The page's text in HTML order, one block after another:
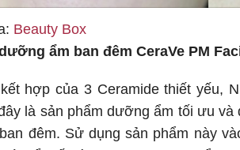
Beauty Box
ẩm ban đêm CeraVe PM
hợp của 3 Ceramide thiết yếu,
là sản phẩm dưỡng ẩm tối ưu và
đêm. Sử dụng sản phẩm này